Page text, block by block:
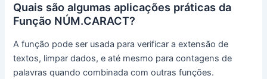
Quais são algumas aplicações práticas da
Função NÚM.CARACT?
A função pode ser usada para verificar a extensão de
textos, limpar dados, e até mesmo para contagens de
palavras quando combinada com outras funções.